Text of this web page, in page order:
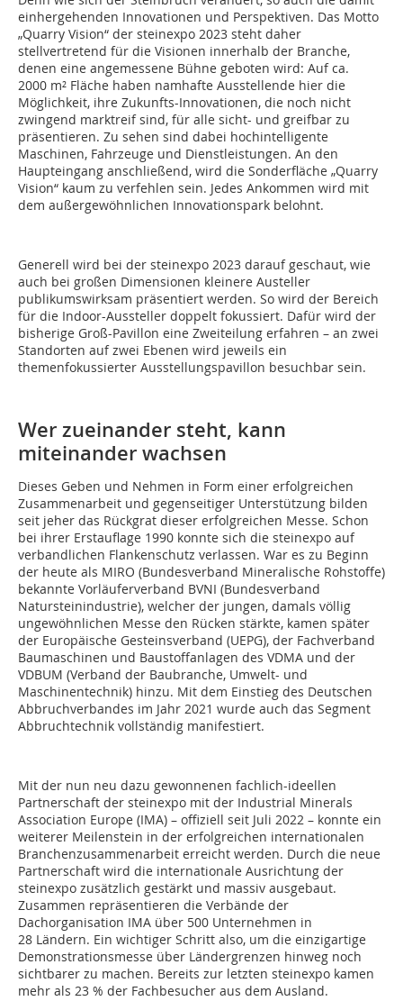
einhergehenden Innovationen und Perspektiven. Das Motto
„Quarry Vision“ der steinexpo 2023 steht daher
stellvertretend für die Visionen innerhalb der Branche,
denen eine angemessene Bühne geboten wird: Auf ca.
2000 m² Fläche haben namhafte Ausstellende hier die
Möglichkeit, ihre Zukunfts-Innovationen, die noch nicht
zwingend marktreif sind, für alle sicht- und greifbar zu
präsentieren. Zu sehen sind dabei hochintelligente
Maschinen, Fahrzeuge und Dienstleistungen. An den
Haupteingang anschließend, wird die Sonderfläche „Quarry
Vision“ kaum zu verfehlen sein. Jedes Ankommen wird mit
dem außergewöhnlichen Innovationspark belohnt.
Generell wird bei der steinexpo 2023 darauf geschaut, wie
auch bei großen Dimensionen kleinere Austeller
publikumswirksam präsentiert werden. So wird der Bereich
für die Indoor-Aussteller doppelt fokussiert. Dafür wird der
bisherige Groß-Pavillon eine Zweiteilung erfahren – an zwei
Standorten auf zwei Ebenen wird jeweils ein
themenfokussierter Ausstellungspavillon besuchbar sein.
Wer zueinander steht, kann
miteinander wachsen
Dieses Geben und Nehmen in Form einer erfolgreichen
Zusammenarbeit und gegenseitiger Unterstützung bilden
seit jeher das Rückgrat dieser erfolgreichen Messe. Schon
bei ihrer Erstauflage 1990 konnte sich die steinexpo auf
verbandlichen Flankenschutz verlassen. War es zu Beginn
der heute als MIRO (Bundesverband Mineralische Rohstoffe)
bekannte Vorläuferverband BVNI (Bundesverband
Natursteinindustrie), welcher der jungen, damals völlig
ungewöhnlichen Messe den Rücken stärkte, kamen später
der Europäische Gesteinsverband (UEPG), der Fachverband
Baumaschinen und Baustoffanlagen des VDMA und der
VDBUM (Verband der Baubranche, Umwelt- und
Maschinentechnik) hinzu. Mit dem Einstieg des Deutschen
Abbruchverbandes im Jahr 2021 wurde auch das Segment
Abbruchtechnik vollständig manifestiert.
Mit der nun neu dazu gewonnenen fachlich-ideellen
Partnerschaft der steinexpo mit der Industrial Minerals
Association Europe (IMA) – offiziell seit Juli 2022 – konnte ein
weiterer Meilenstein in der erfolgreichen internationalen
Branchenzusammenarbeit erreicht werden. Durch die neue
Partnerschaft wird die internationale Ausrichtung der
steinexpo zusätzlich gestärkt und massiv ausgebaut.
Zusammen repräsentieren die Verbände der
Dachorganisation IMA über 500 Unternehmen in
28 Ländern. Ein wichtiger Schritt also, um die einzigartige
Demonstrationsmesse über Ländergrenzen hinweg noch
sichtbarer zu machen. Bereits zur letzten steinexpo kamen
mehr als 23 % der Fachbesucher aus dem Ausland.